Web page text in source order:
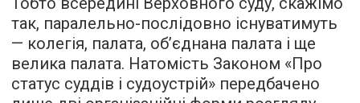
так, паралельно-послідовно існуватимуть
— колегія, палата, об’єднана палата і ще
велика палата. Натомість Законом «Про
статус суддів і судоустрій» передбачено